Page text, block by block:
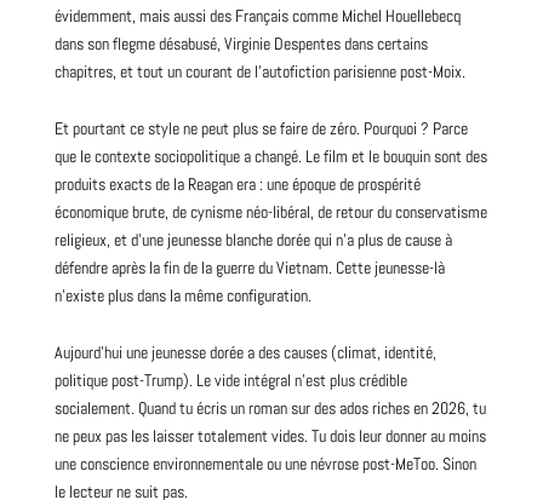
évidemment, mais aussi des Français comme Michel Houellebecq
dans son flegme désabusé, Virginie Despentes dans certains
chapitres, et tout un courant de l’autofiction parisienne post-Moix.
Et pourtant ce style ne peut plus se faire de zéro. Pourquoi ? Parce
que le contexte sociopolitique a changé. Le film et le bouquin sont des
produits exacts de la Reagan era : une époque de prospérité
économique brute, de cynisme néo-libéral, de retour du conservatisme
religieux, et d’une jeunesse blanche dorée qui n’a plus de cause à
défendre après la fin de la guerre du Vietnam. Cette jeunesse-là
n’existe plus dans la même configuration.
Aujourd’hui une jeunesse dorée a des causes (climat, identité,
politique post-Trump). Le vide intégral n’est plus crédible
socialement. Quand tu écris un roman sur des ados riches en2026, tu
ne peux pas les laisser totalement vides. Tu dois leur donner au moins
une conscience environnementale ou une névrose post-MeToo. Sinon
le lecteur ne suit pas.